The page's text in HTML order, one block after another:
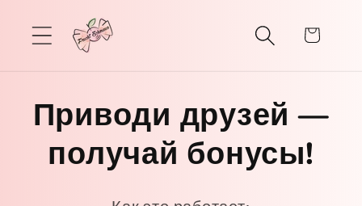
к
контенту
Корзина
Приводи друзей —
получай бонусы!